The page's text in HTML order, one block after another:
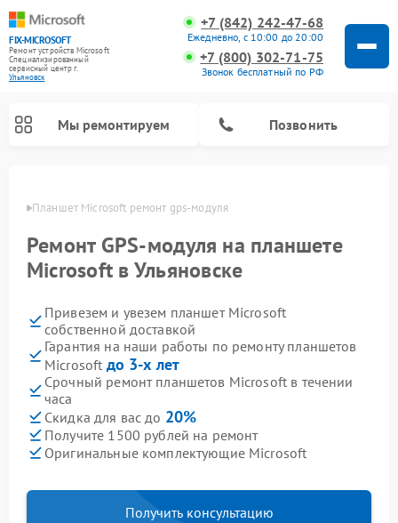
FIX-MICROSOFT
Ремонт устройств Microsoft
Специализированный
cервисный центр г.
Ульяновск
+7 (842) 242-47-68
Ежедневно, с 10:00 до 20:00
+7 (800) 302-71-75
Звонок бесплатный по РФ
Мы ремонтируем Позвонить
Планшет Microsoft ремонт gps-модуля
Ремонт GPS-модуля на планшете
Microsoft в Ульяновске
Привезем и увезем планшет Microsoft
собственной доставкой
Гарантия на наши работы по ремонту планшетов
Microsoft до 3-х лет
Срочный ремонт планшетов Microsoft в течении
часа
Скидка для вас до 20%
Получите 1500 рублей на ремонт
Оригинальные комплектующие Microsoft
Получить консультацию